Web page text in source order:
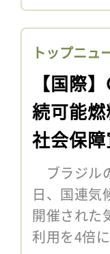
トップニュ
【国際
続可能
社会保
ブラジル
日、国連気
開催された
利用を4倍